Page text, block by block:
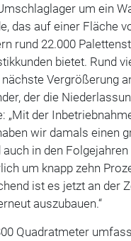
um ein
das auf einer Fläche
rund 22.000
bietet. Rund
Vergrößerung
der die
„Mit der
wir damals einen
auch in den
um knapp zehn
ist es jetzt an der
auszubauen.“
Quadratmeter